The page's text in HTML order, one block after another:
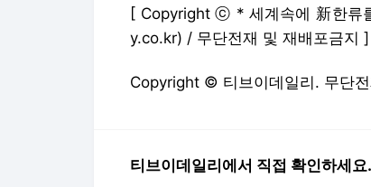
[ Copyright ⓒ * 세계속에 新한류
y.co.kr) / 무단전재 및 재배포금지 ]
Copyright © 티브이데일리. 무단
티브이데일리에서 직접 확인하세요.